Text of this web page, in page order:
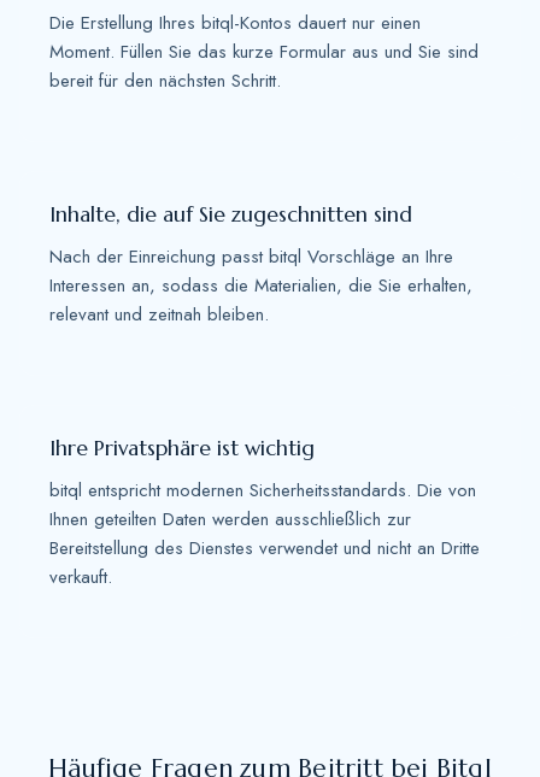
Die Erstellung Ihres bitql-Kontos dauert nur einen
Moment. Füllen Sie das kurze Formular aus und Sie sind
bereit für den nächsten Schritt.
Inhalte, die auf Sie zugeschnitten sind
Nach der Einreichung passt bitql Vorschläge an Ihre
Interessen an, sodass die Materialien, die Sie erhalten,
relevant und zeitnah bleiben.
Ihre Privatsphäre ist wichtig
bitql entspricht modernen Sicherheitsstandards. Die von
Ihnen geteilten Daten werden ausschließlich zur
Bereitstellung des Dienstes verwendet und nicht an Dritte
verkauft.
Häufige Fragen zum Beitritt bei Bitql